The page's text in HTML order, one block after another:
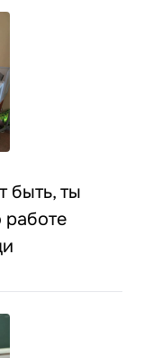
быть, ты
работе